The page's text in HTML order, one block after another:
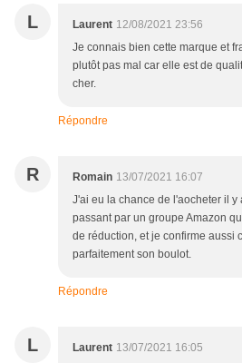
L Laurent 12/08/2021 23:56
Je connais bien cette marque et
plutôt pas mal car elle est de
cher.
Répondre
R Romain 13/07/2021 16:07
J'ai eu la chance de l'aocheter il y
passant par un groupe Amazon
de réduction, et je confirme aussi
parfaitement son boulot.
Répondre
L Laurent 13/07/2021 16:05